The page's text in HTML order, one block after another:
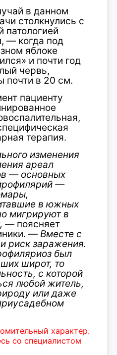
в данном
столкнулись с
патологией
— когда под
яблоке
и почти год
червь,
почти в 20 см.
пациенту
терапия.
изменения
ареал
— основных
—
в южных
мигрируют в
— поясняет
— Вместе с
риск заражения.
был
широт, то
с которой
любой житель,
или даже
характер.
со специалистом